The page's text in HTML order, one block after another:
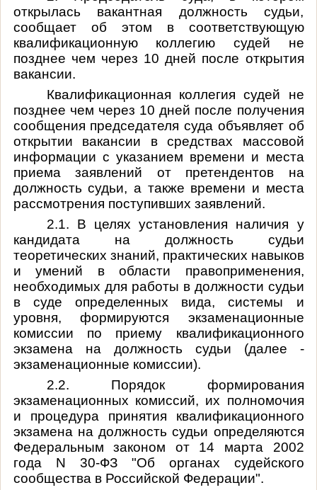
открылась вакантная должность судьи,
сообщает об этом в соответствующую
квалификационную коллегию судей не
позднее чем через 10 дней после открытия
вакансии.
Квалификационная коллегия судей не
позднее чем через 10 дней после получения
сообщения председателя суда объявляет об
открытии вакансии в средствах массовой
информации с указанием времени и места
приема заявлений от претендентов на
должность судьи, а также времени и места
рассмотрения поступивших заявлений.
2.1. В целях установления наличия у
кандидата на должность судьи
теоретических знаний, практических навыков
и умений в области правоприменения,
необходимых для работы в должности судьи
в суде определенных вида, системы и
уровня, формируются экзаменационные
комиссии по приему квалификационного
экзамена на должность судьи (далее -
экзаменационные комиссии).
2.2. Порядок формирования
экзаменационных комиссий, их полномочия
и процедура принятия квалификационного
экзамена на должность судьи определяются
Федеральным законом от 14 марта 2002
года N 30-ФЗ "Об органах судейского
сообщества в Российской Федерации".